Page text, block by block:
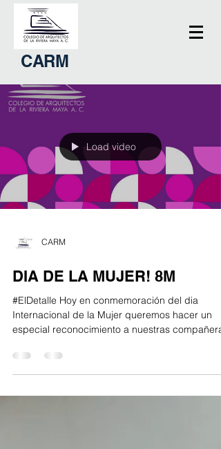
CARM
Load video
CARM
DIA DE LA MUJER! 8M
#ElDetalle Hoy en conmemoración del dia
Internacional de la Mujer queremos hacer un
especial reconocimiento a nuestras